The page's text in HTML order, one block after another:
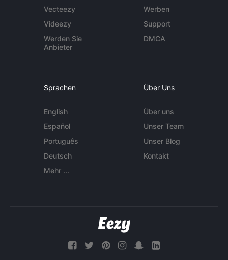
Vecteezy
Videezy
Werden Sie
Anbieter
Werben
Support
DMCA
Sprachen
English
Español
Português
Deutsch
Mehr ...
Über Uns
Über uns
Unser Team
Unser Blog
Kontakt